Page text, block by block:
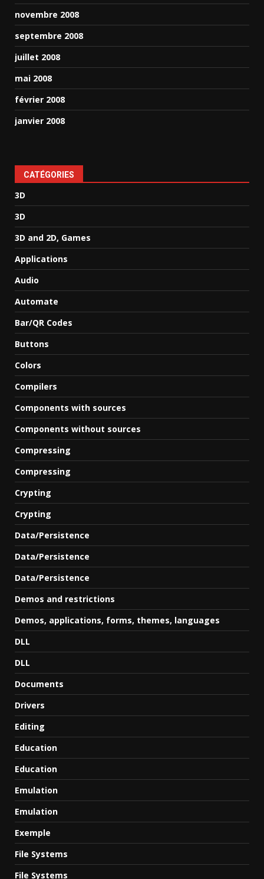
novembre 2008
septembre 2008
juillet 2008
mai 2008
février 2008
janvier 2008
CATÉGORIES
3D
3D
3D and 2D, Games
Applications
Audio
Automate
Bar/QR Codes
Buttons
Colors
Compilers
Components with sources
Components without sources
Compressing
Compressing
Crypting
Crypting
Data/Persistence
Data/Persistence
Data/Persistence
Demos and restrictions
Demos, applications, forms, themes, languages
DLL
DLL
Documents
Drivers
Editing
Education
Education
Emulation
Emulation
Exemple
File Systems
File Systems